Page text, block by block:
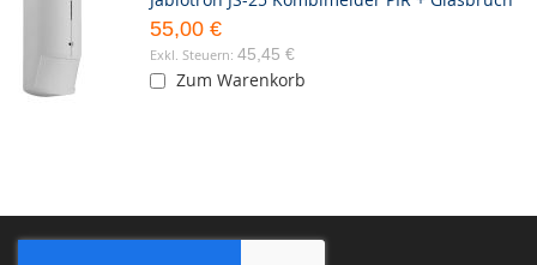
55,00 €
45,45 €
Zum Warenkorb